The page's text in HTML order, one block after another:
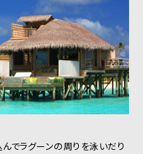
でラグーンの周りを泳いだり